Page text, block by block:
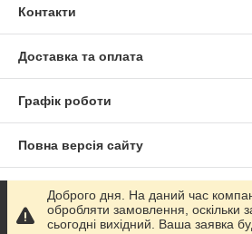
Контакти
Доставка та оплата
Графік роботи
Повна версія сайту
Сайт створено на маркетплейсі
Доброго дня. На даний час
обробляти замовлення, оскільки
сьогодні вихідний. Ваша заявка